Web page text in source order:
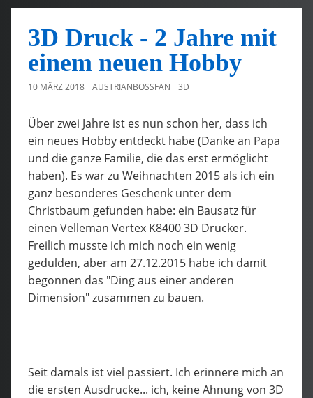
3D Druck - 2 Jahre mit
einem neuen Hobby
10 MÄRZ 2018 AUSTRIANBOSSFAN 3D
Über zwei Jahre ist es nun schon her, dass ich
ein neues Hobby entdeckt habe (Danke an Papa
und die ganze Familie, die das erst ermöglicht
haben). Es war zu Weihnachten 2015 als ich ein
ganz besonderes Geschenk unter dem
Christbaum gefunden habe: ein Bausatz für
einen Velleman Vertex K8400 3D Drucker.
Freilich musste ich mich noch ein wenig
gedulden, aber am 27.12.2015 habe ich damit
begonnen das "Ding aus einer anderen
Dimension" zusammen zu bauen.
Seit damals ist viel passiert. Ich erinnere mich an
die ersten Ausdrucke... ich, keine Ahnung von 3D